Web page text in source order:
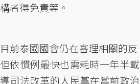
構者得免責等。
目前泰國國會仍在審理相關的反
但依慣例最快也需耗時一年半
導司法改革的人民黨在當前政